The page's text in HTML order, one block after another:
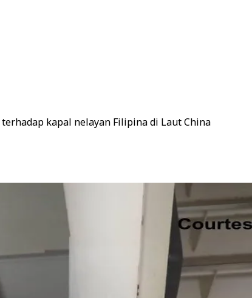
kapal nelayan Filipina di Laut China